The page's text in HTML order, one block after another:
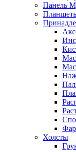
Панель
Холсты